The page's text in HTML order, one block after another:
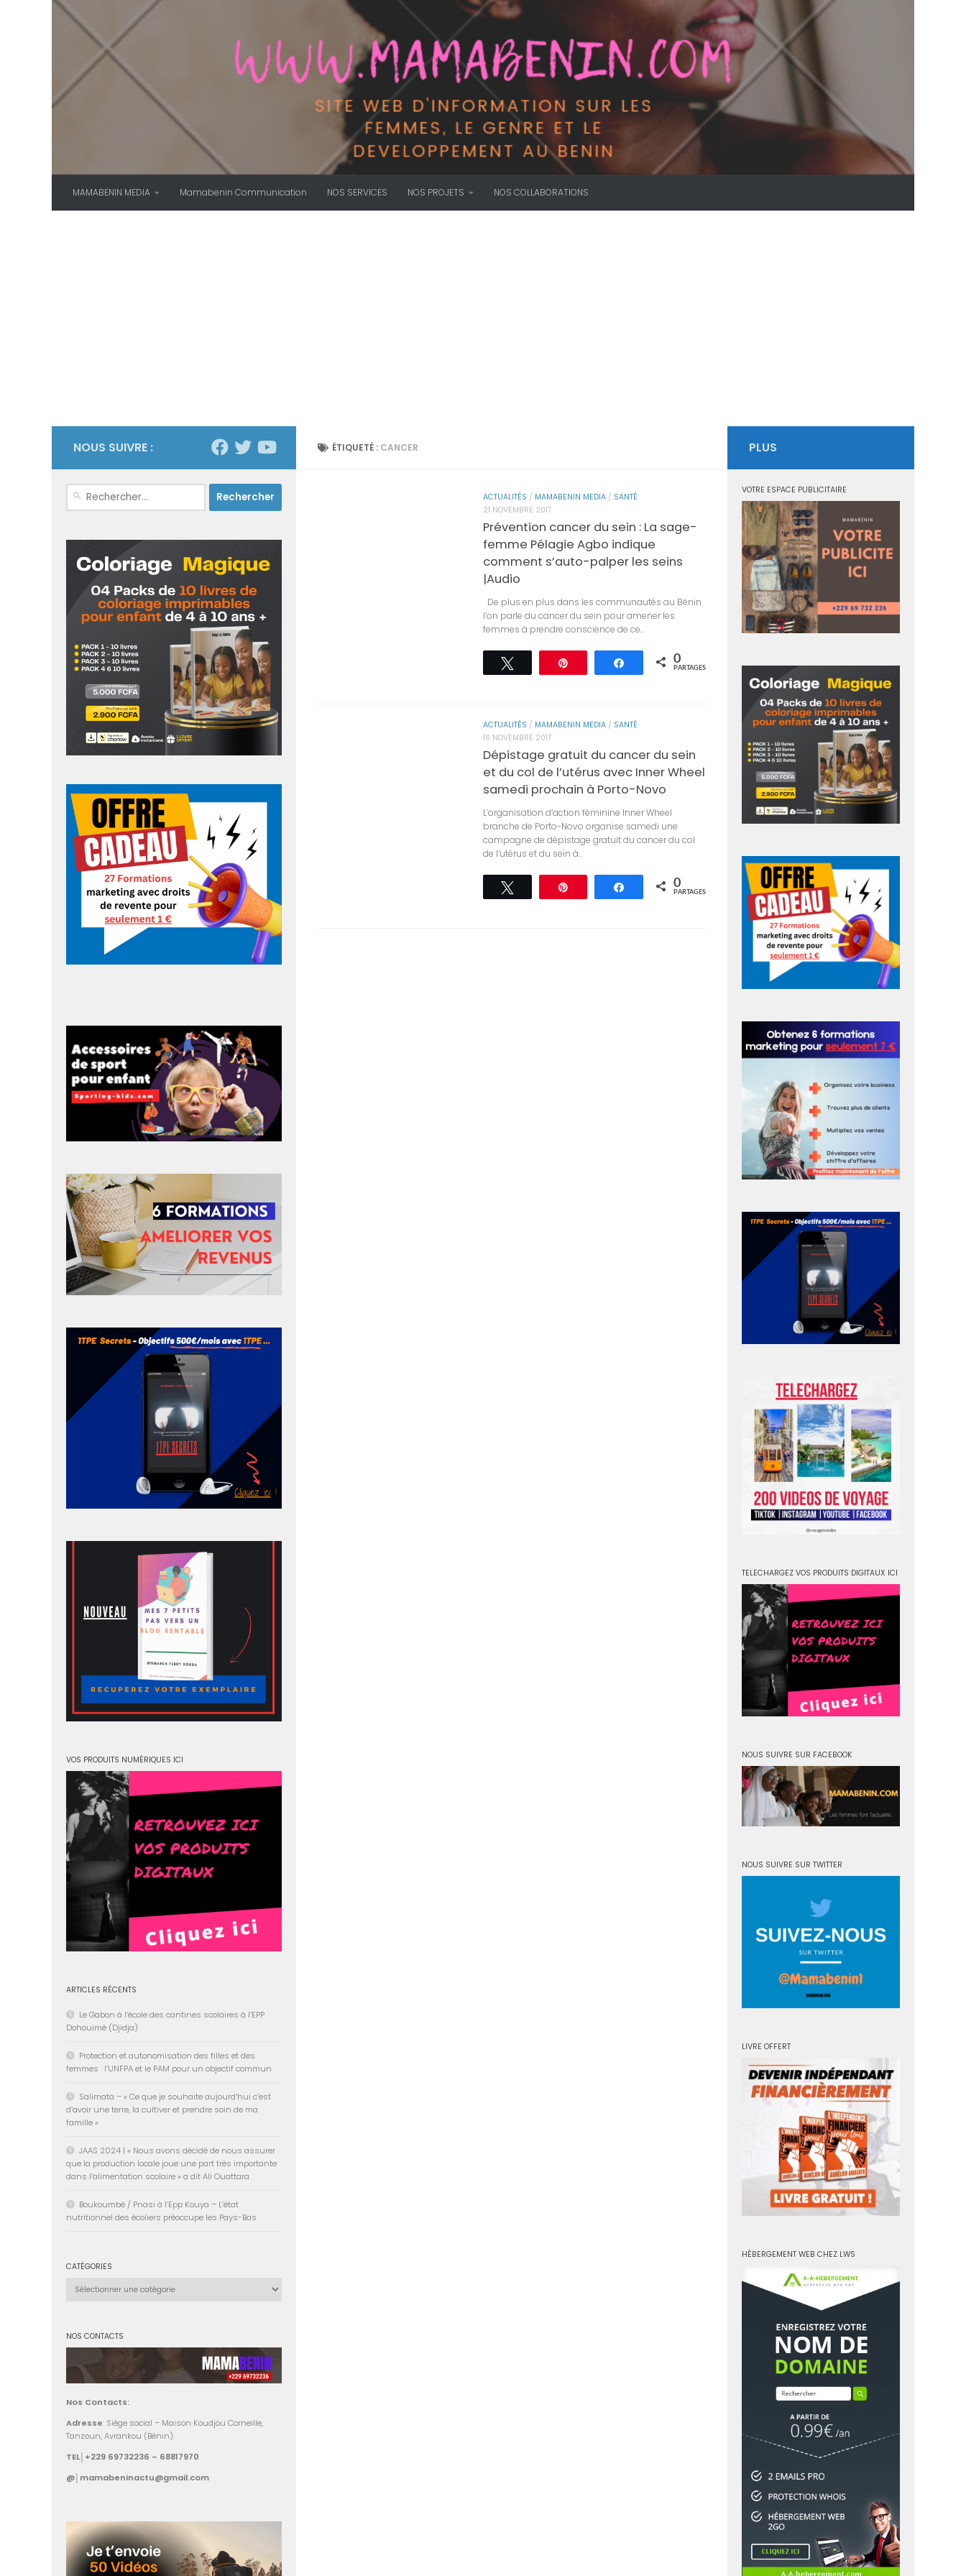
Skip to content
MAMABENIN MEDIA Mamabenin Communication NOS SERVICES NOS PROJETS NOS COLLABORATIONS
ÉTIQUETÉ : CANCER
ACTUALITÉS / MAMABENIN MEDIA / SANTÉ
21 NOVEMBRE 2017
Prévention cancer du sein : La sage-
femme Pélagie Agbo indique
comment s’auto-palper les seins
|Audio
De plus en plus dans les communautés au Bénin
l’on parle du cancer du sein pour amener les
femmes à prendre conscience de ce...
Partagez 0
PARTAGES
ACTUALITÉS / MAMABENIN MEDIA / SANTÉ
16 NOVEMBRE 2017
Dépistage gratuit du cancer du sein
et du col de l’utérus avec Inner Wheel
samedi prochain à Porto-Novo
L’organisation d’action féminine Inner Wheel
branche de Porto-Novo organise samedi une
campagne de dépistage gratuit du cancer du col
de l’utérus et du sein à...
Partagez 0
PARTAGES
NOUS SUIVRE :
Rechercher :
VOS PRODUITS NUMÉRIQUES ICI
ARTICLES RÉCENTS
Le Gabon à l’école des cantines scolaires à l’EPP
Dohouimè (Djidja)
Protection et autonomisation des filles et des
femmes : l’UNFPA et le PAM pour un objectif commun
Salimata – « Ce que je souhaite aujourd’hui c’est
d’avoir une terre, la cultiver et prendre soin de ma
famille »
JAAS 2024 | « Nous avons décidé de nous assurer
que la production locale joue une part très importante
dans l’alimentation scolaire » a dit Ali Ouattara
Boukoumbé / Pnasi à l’Epp Kouya – L’état
nutritionnel des écoliers préoccupe les Pays-Bas
CATÉGORIES
Catégories
NOS CONTACTS
Nos Contacts:
Adresse: Siège social – Maison Koudjou Corneille,
Tanzoun, Avrankou (Bénin).
TEL│+229 69732236 – 68817970
@│mamabeninactu@gmail.com
PLUS
VOTRE ESPACE PUBLICITAIRE
TELECHARGEZ VOS PRODUITS DIGITAUX ICI
NOUS SUIVRE SUR FACEBOOK
NOUS SUIVRE SUR TWITTER
LIVRE OFFERT
HÉBERGEMENT WEB CHEZ LWS